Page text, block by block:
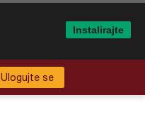
Ulogujte se
Instalirajte